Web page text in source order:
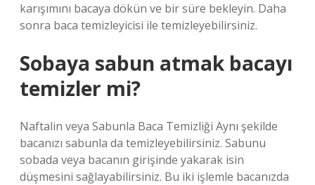
karışımını bacaya dökün ve bir süre bekleyin. Daha
sonra baca temizleyicisi ile temizleyebilirsiniz.
Sobaya sabun atmak bacayı
temizler mi?
Naftalin veya Sabunla Baca Temizliği Aynı şekilde
bacanızı sabunla da temizleyebilirsiniz. Sabunu
sobada veya bacanın girişinde yakarak isin
düşmesini sağlayabilirsiniz. Bu iki işlemle bacanızda